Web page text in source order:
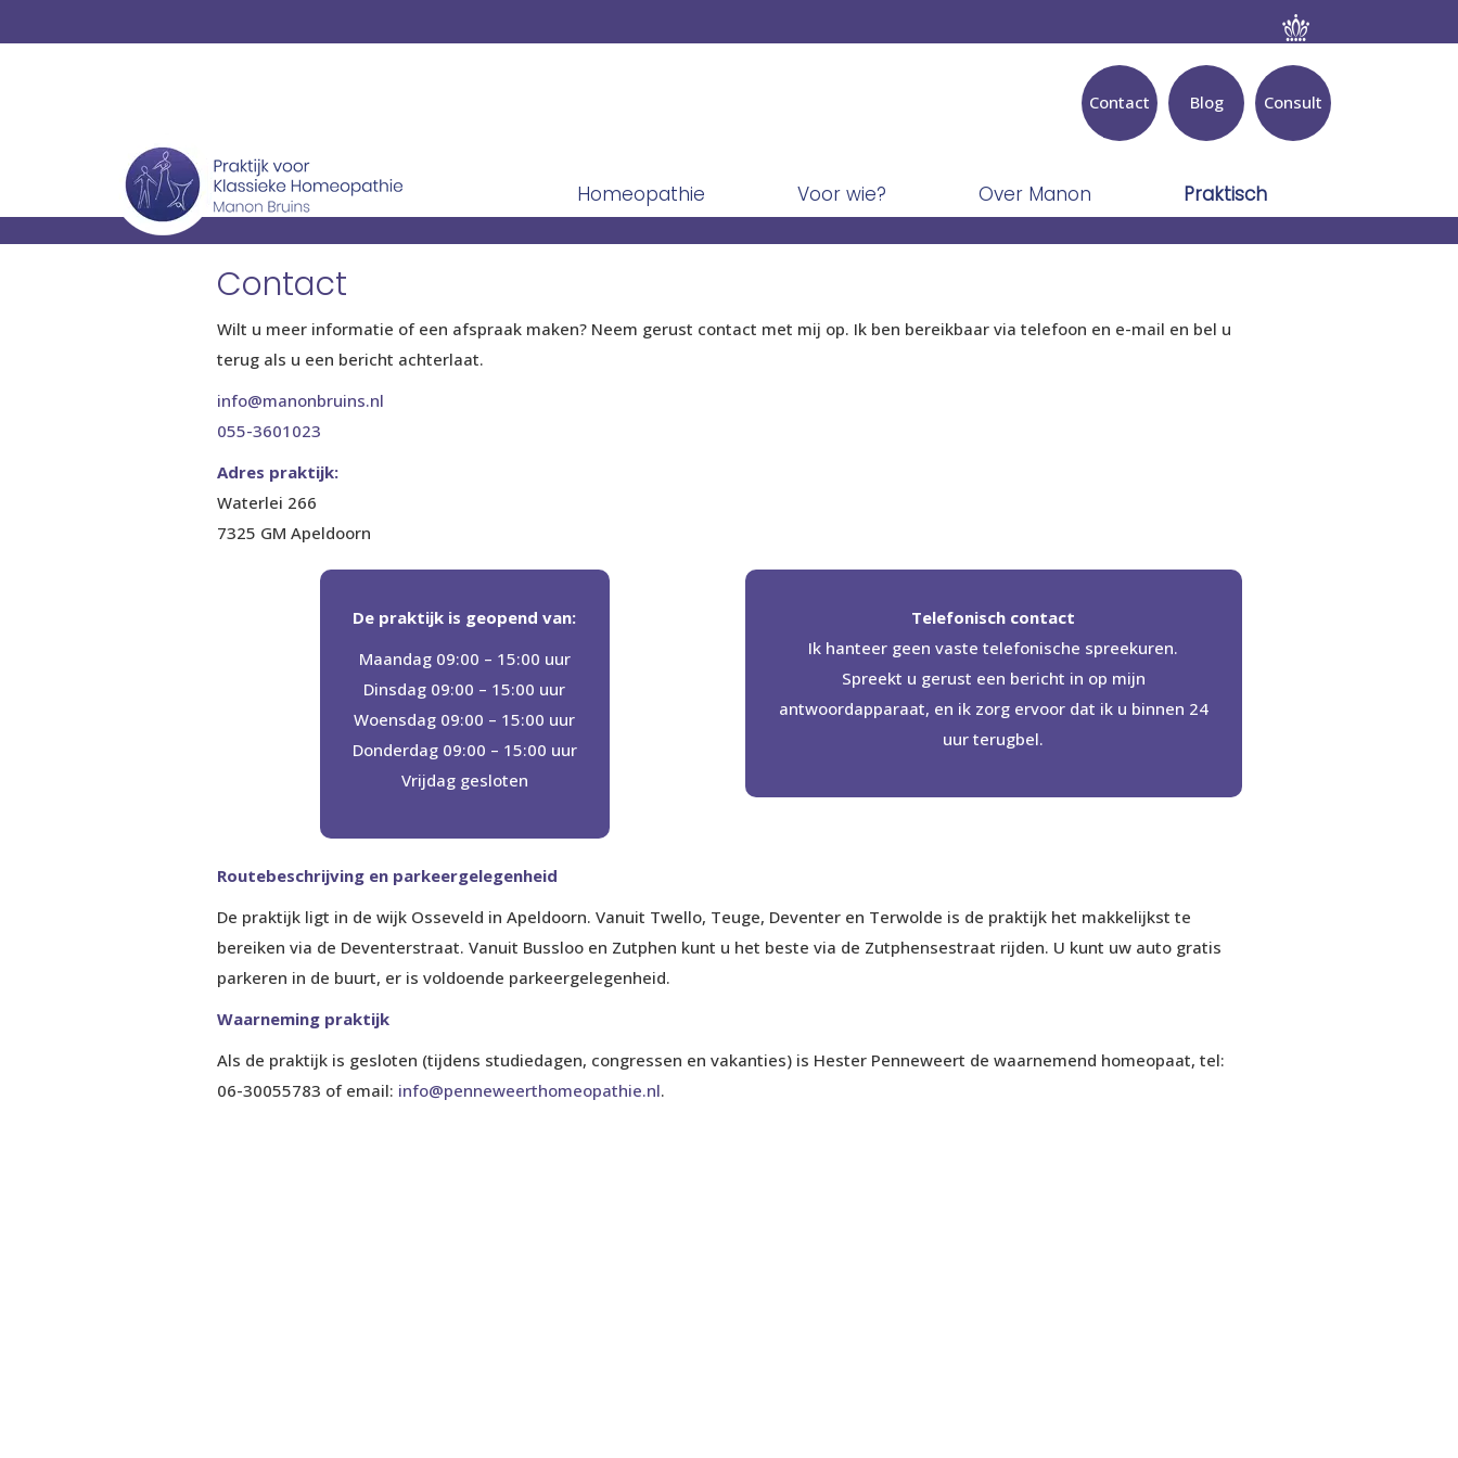
Consult
Blog
Contact
Homeopathie Voor wie? Over Manon Praktisch
Contact
Wilt u meer informatie of een afspraak maken? Neem gerust contact met mij op. Ik ben bereikbaar via telefoon en e-mail en bel u
terug als u een bericht achterlaat.
info@manonbruins.nl
055-3601023
Adres praktijk:
Waterlei 266
7325 GM Apeldoorn
De praktijk is geopend van:
Maandag 09:00 – 15:00 uur
Dinsdag 09:00 – 15:00 uur
Woensdag 09:00 – 15:00 uur
Donderdag 09:00 – 15:00 uur
Vrijdag gesloten
Telefonisch contact
Ik hanteer geen vaste telefonische spreekuren.
Spreekt u gerust een bericht in op mijn
antwoordapparaat, en ik zorg ervoor dat ik u binnen 24
uur terugbel.
Routebeschrijving en parkeergelegenheid
De praktijk ligt in de wijk Osseveld in Apeldoorn. Vanuit Twello, Teuge, Deventer en Terwolde is de praktijk het makkelijkst te
bereiken via de Deventerstraat. Vanuit Bussloo en Zutphen kunt u het beste via de Zutphensestraat rijden. U kunt uw auto gratis
parkeren in de buurt, er is voldoende parkeergelegenheid.
Waarneming praktijk
Als de praktijk is gesloten (tijdens studiedagen, congressen en vakanties) is Hester Penneweert de waarnemend homeopaat, tel:
06-30055783 of email: info@penneweerthomeopathie.nl.